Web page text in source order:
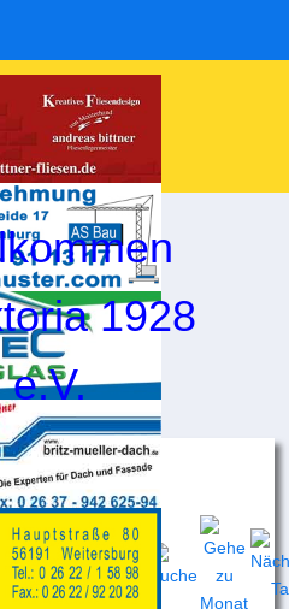
1928
e.V.